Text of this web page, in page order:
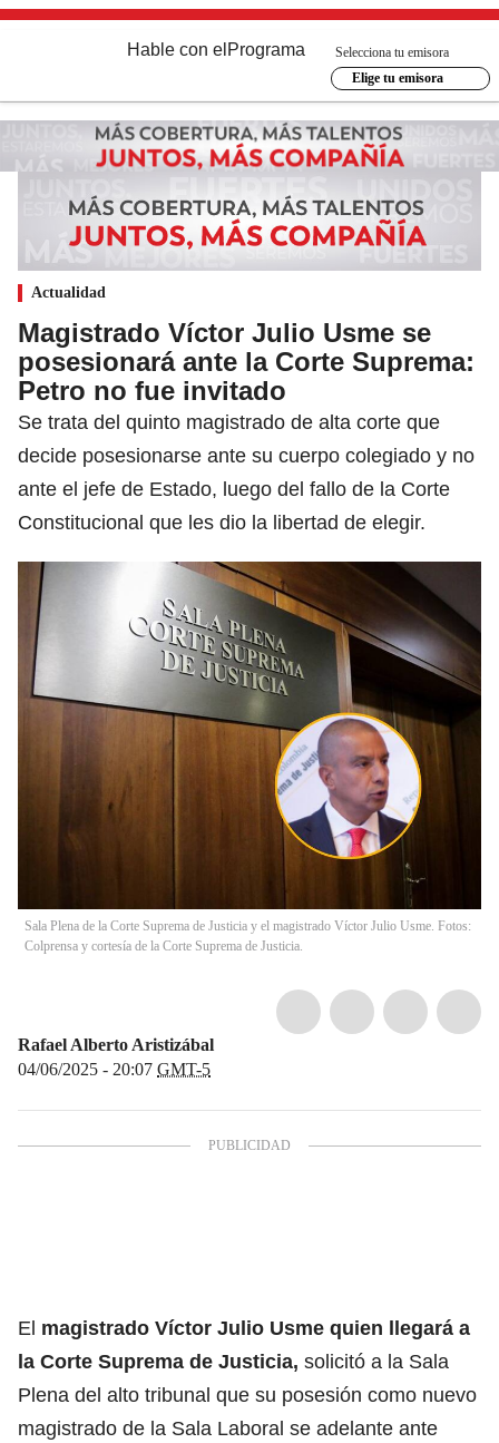
Hable con el Programa
Selecciona tu emisora
Elige tu emisora
Actualidad
Magistrado Víctor Julio Usme se
posesionará ante la Corte Suprema:
Petro no fue invitado
Se trata del quinto magistrado de alta corte que
decide posesionarse ante su cuerpo colegiado y no
ante el jefe de Estado, luego del fallo de la Corte
Constitucional que les dio la libertad de elegir.
Sala Plena de la Corte Suprema de Justicia y el magistrado Víctor Julio Usme. Fotos:
Colprensa y cortesía de la Corte Suprema de Justicia.
Rafael Alberto Aristizábal
04/06/2025 - 20:07 GMT-5
El magistrado Víctor Julio Usme quien llegará a
la Corte Suprema de Justicia, solicitó a la Sala
Plena del alto tribunal que su posesión como nuevo
magistrado de la Sala Laboral se adelante ante